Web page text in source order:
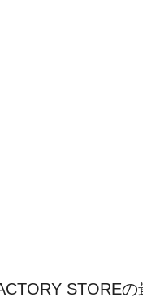
STORE